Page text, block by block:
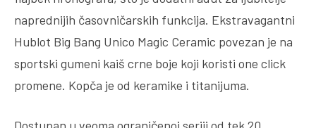
naprednijih časovničarskih funkcija. Ekstravagantni
Hublot Big Bang Unico Magic Ceramic povezan je na
sportski gumeni kaiš crne boje koji koristi one click
promene. Kopča je od keramike i titanijuma.